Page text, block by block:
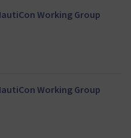
Working Group
Working Group